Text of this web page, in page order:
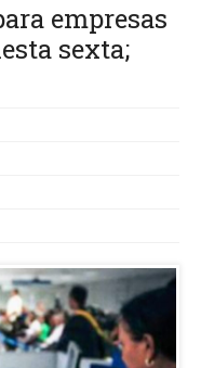
empresas
sexta;